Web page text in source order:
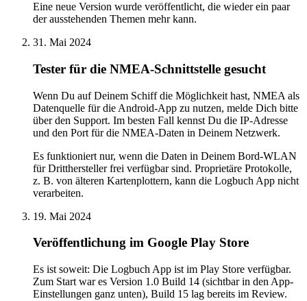
Eine neue Version wurde veröffentlicht, die wieder ein paar
der ausstehenden Themen mehr kann.
31. Mai 2024
Tester für die NMEA-Schnittstelle gesucht
Wenn Du auf Deinem Schiff die Möglichkeit hast, NMEA als
Datenquelle für die Android-App zu nutzen, melde Dich bitte
über den Support. Im besten Fall kennst Du die IP-Adresse
und den Port für die NMEA-Daten in Deinem Netzwerk.
Es funktioniert nur, wenn die Daten in Deinem Bord-WLAN
für Dritthersteller frei verfügbar sind. Proprietäre Protokolle,
z. B. von älteren Kartenplottern, kann die Logbuch App nicht
verarbeiten.
19. Mai 2024
Veröffentlichung im Google Play Store
Es ist soweit: Die Logbuch App ist im Play Store verfügbar.
Zum Start war es Version 1.0 Build 14 (sichtbar in den App-
Einstellungen ganz unten), Build 15 lag bereits im Review.